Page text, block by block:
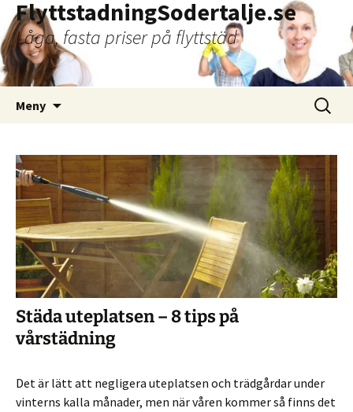
FlyttstadningSodertalje.se
Låga, fasta priser på flyttstäd
Meny
Sök
efter:
Städa uteplatsen – 8 tips på
vårstädning
Det är lätt att negligera uteplatsen och trädgårdar under
vinterns kalla månader, men när våren kommer så finns det